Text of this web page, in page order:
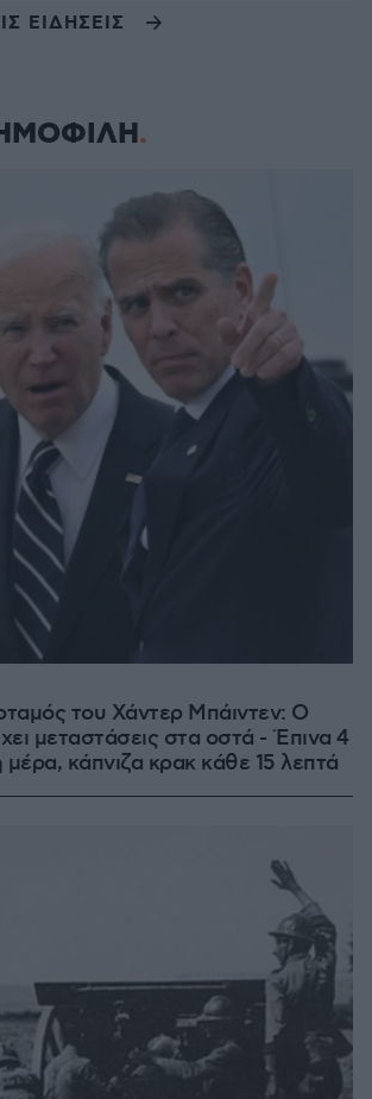
ΕΙΔΗΣΕΙΣ
του Χάντερ Μπάιντεν: Ο
μεταστάσεις στα οστά - Έπινα 4
μέρα, κάπνιζα κρακ κάθε 15 λεπτά